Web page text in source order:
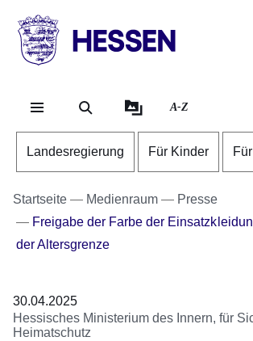
HESSEN
Landesregierung
A-Z
Landesregierung Für Kinder
Startseite Medienraum
Presse
Freigabe der Farbe der
der Altersgrenze
30.04.2025
Hessisches Ministerium des Innern, für
Heimatschutz